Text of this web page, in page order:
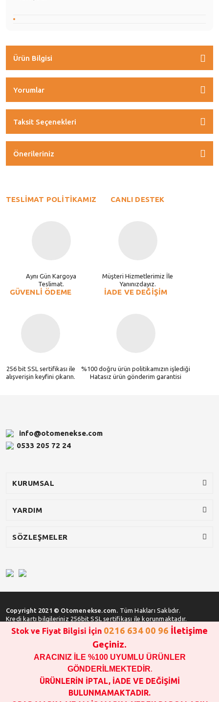
Ürün Bilgisi
Yorumlar
Taksit Seçenekleri
Önerileriniz
TESLİMAT POLİTİKAMIZ
Aynı Gün Kargoya
Teslimat.
CANLI DESTEK
Müşteri Hizmetlerimiz İle
Yanınızdayız.
GÜVENLİ ÖDEME
256 bit SSL sertifikası ile
alışverişin keyfini çıkarın.
İADE VE DEĞİŞİM
%100 doğru ürün politikamızın işlediği
Hatasız ürün gönderim garantisi
info@otomenekse.com
0533 205 72 24
KURUMSAL
YARDIM
SÖZLEŞMELER
Copyright 2021 © Otomenekse.com. Tüm Hakları Saklıdır.
Kredi kartı bilgileriniz 256bit SSL sertifikası ile korunmaktadır.
SATIN ALMA İŞLEMİ YAPMADAN ÖNCE
STOK VE FİYAT BİLGİSİ ALINIZ !!!
1000 TL VE ÜSTÜ SİPARİŞ VERİLEBİLİR!!!
OPAR MARKA VE MAİS MARKA YEDEK PARÇALARIN
GARANTİSİ YOKTUR!!!!!!!!!!!
Stok ve Fiyat Bilgisi İçin 0216 634 00 96 İletişime
Geçiniz.
ARACINIZ İLE %100 UYUMLU ÜRÜNLER
GÖNDERİLMEKTEDİR.
ÜRÜNLERİN İPTAL, İADE VE DEĞİŞİMİ
BULUNMAMAKTADIR.